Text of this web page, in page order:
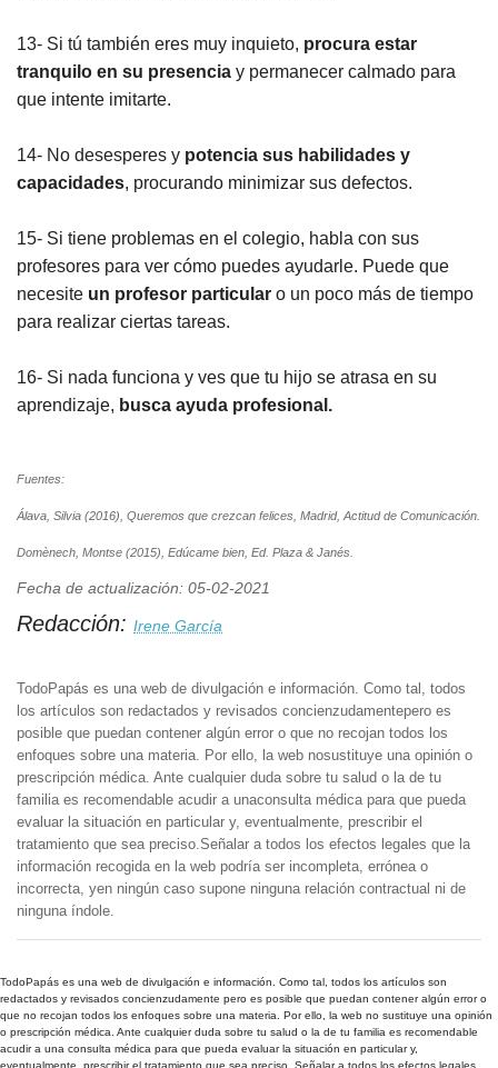
13- Si tú también eres muy inquieto, procura estar
tranquilo en su presencia y permanecer calmado para
que intente imitarte.
14- No desesperes y potencia sus habilidades y
capacidades, procurando minimizar sus defectos.
15- Si tiene problemas en el colegio, habla con sus
profesores para ver cómo puedes ayudarle. Puede que
necesite un profesor particular o un poco más de tiempo
para realizar ciertas tareas.
16- Si nada funciona y ves que tu hijo se atrasa en su
aprendizaje, busca ayuda profesional.
Fuentes:
Álava, Silvia (2016), Queremos que crezcan felices, Madrid, Actitud de Comunicación.
Domènech, Montse (2015), Edúcame bien, Ed. Plaza & Janés.
Fecha de actualización: 05-02-2021
Redacción: Irene García
TodoPapás es una web de divulgación e información. Como tal, todos
los artículos son redactados y revisados concienzudamentepero es
posible que puedan contener algún error o que no recojan todos los
enfoques sobre una materia. Por ello, la web nosustituye una opinión o
prescripción médica. Ante cualquier duda sobre tu salud o la de tu
familia es recomendable acudir a unaconsulta médica para que pueda
evaluar la situación en particular y, eventualmente, prescribir el
tratamiento que sea preciso.Señalar a todos los efectos legales que la
información recogida en la web podría ser incompleta, errónea o
incorrecta, yen ningún caso supone ninguna relación contractual ni de
ninguna índole.
TodoPapás es una web de divulgación e información. Como tal, todos los artículos son
redactados y revisados concienzudamente pero es posible que puedan contener algún error o
que no recojan todos los enfoques sobre una materia. Por ello, la web no sustituye una opinión
o prescripción médica. Ante cualquier duda sobre tu salud o la de tu familia es recomendable
acudir a una consulta médica para que pueda evaluar la situación en particular y,
eventualmente, prescribir el tratamiento que sea preciso. Señalar a todos los efectos legales